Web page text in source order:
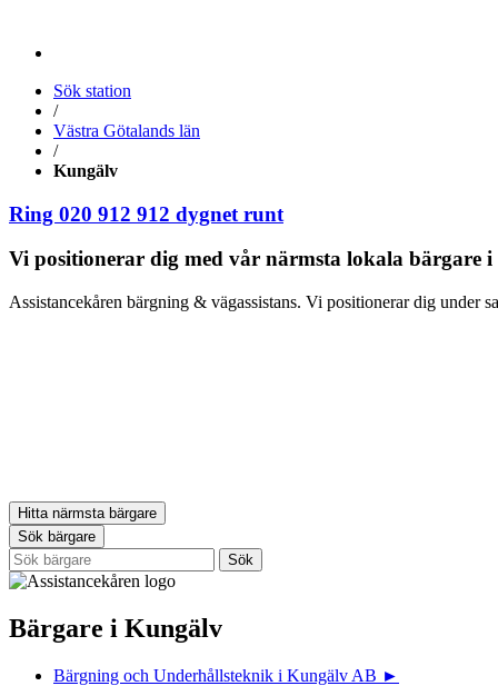
Sök station
/
Västra Götalands län
/
Kungälv
Ring 020 912 912 dygnet runt
Vi positionerar dig med vår närmsta lokala bärgare
Assistancekåren bärgning & vägassistans. Vi positionerar dig under
Hitta närmsta bärgare
Sök bärgare
Bärgare i Kungälv
Bärgning och Underhållsteknik i Kungälv AB ►